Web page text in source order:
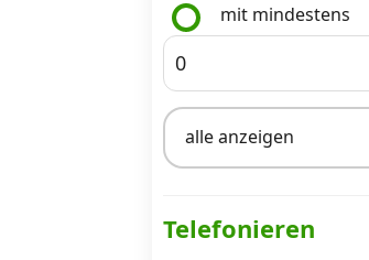
Alle Mobile-Vergleiche
Internet, TV, Telefon
mit mindestens
alle anzeigen
Telefonieren